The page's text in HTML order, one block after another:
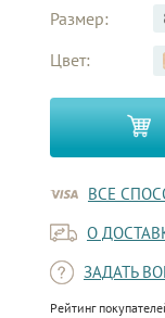
Размер:
Цвет:
ВСЕ
О
ЗАДАТЬ
Рейтинг